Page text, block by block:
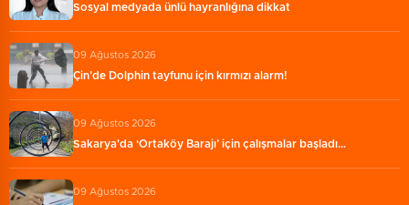
Sosyal medyada ünlü hayranlığına dikkat
09 Ağustos 2026
Çin’de Dolphin tayfunu için kırmızı alarm!
09 Ağustos 2026
Sakarya'da ‘Ortaköy Barajı’ için çalışmalar başladı…
09 Ağustos 2026